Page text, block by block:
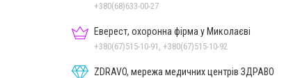
+380(68)633-00-27
Еверест, охоронна фірма у Миколаєві
+380(67)515-10-91, +380(67)515-10-92
ZDRAVO, мережа медичних центрів ЗДРАВО